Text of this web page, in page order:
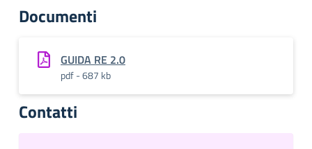
Documenti
GUIDA RE 2.0
pdf - 687 kb
Contatti